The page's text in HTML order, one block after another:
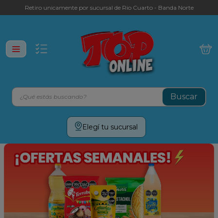
Retiro unicamente por sucursal de Rio Cuarto - Banda Norte
¿Qué estás buscando?
Elegí tu sucursal
Términos más buscados
yerba
galletitas